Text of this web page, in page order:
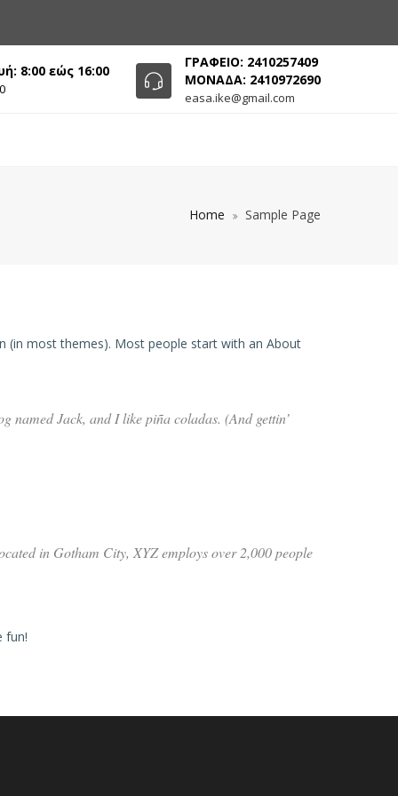
8:00 εώς 16:00
ΓΡΑΦΕΙΟ: 2410257409
ΜΟΝΑΔΑ: 2410972690
easa.ike@gmail.com
Home Sample Page
(in most themes). Most people start with an About
named Jack, and I like piña coladas. (And gettin’
in Gotham City, XYZ employs over 2,000 people
fun!